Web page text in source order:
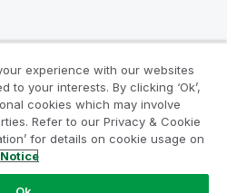
experience with our websites
to your interests. By clicking ‘Ok’,
cookies which may involve
Refer to our Privacy & Cookie
for details on cookie usage on